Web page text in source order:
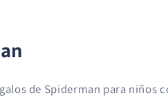
de Spiderman para niños